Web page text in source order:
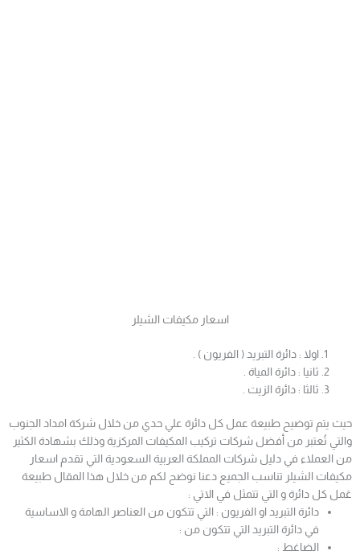
اسعار مكيفات الشيلر
اولا : دائرة التبريد ( الفريون ) .
ثانيا : دائرة المياة .
ثالثا : دائرة الزيت .
حيث يتم توضيح طبيعة عمل كل دائرة علي حدي من خلال شركة امداد الجنوب
والتي تُعتبر من أفضل شركات تركيب المكيفات المركزية وذلك بشهادة الكثير
من العملاء في دليل شركات المملكة العربية السعودية التي تقدم اسعار
مكيفات الشيلر تناسب الجميع دعنا نوضح لكم من خلال هذا المقال طبيعة
عَمل كل دائرة و التي تتمثل في الاتي :
دائرة التبريد او الفريون : التي تتكون من العناصر الهامة و الاساسية
في دائرة التبريد التي تتكون من :
الضاغط :